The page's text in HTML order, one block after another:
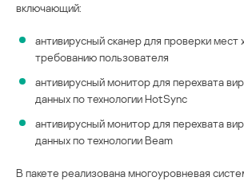
включающий:
антивирусный сканер для проверки мест
требованию пользователя
антивирусный монитор для перехвата
данных по технологии HotSync
антивирусный монитор для перехвата
данных по технологии Beam
В пакете реализована многоуровневая